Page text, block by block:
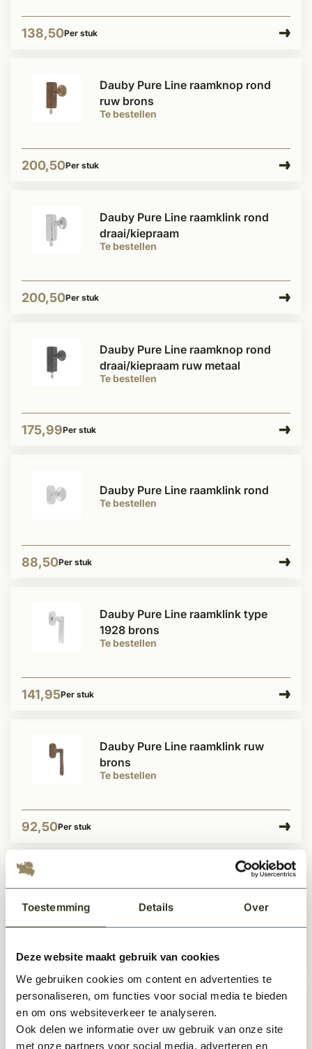
Toestemming Details Over
Deze website maakt gebruik van cookies
We gebruiken cookies om content en advertenties te
personaliseren, om functies voor social media te bieden
en om ons websiteverkeer te analyseren.
Ook delen we informatie over uw gebruik van onze site
met onze partners voor social media, adverteren en
138,50Per stuk
Te bestellen
Dauby Pure Line raamknop rond
ruw brons
200,50Per stuk
Te bestellen
Dauby Pure Line raamklink rond
draai/kiepraam
200,50Per stuk
Te bestellen
Dauby Pure Line raamknop rond
draai/kiepraam ruw metaal
175,99Per stuk
Te bestellen
Dauby Pure Line raamklink rond
88,50Per stuk
Te bestellen
Dauby Pure Line raamklink type
1928 brons
141,95Per stuk
Te bestellen
Dauby Pure Line raamklink ruw
brons
92,50Per stuk
Te bestellen
Dauby Pure Line raamklink type
173,95Per stuk
Te bestellen
Dauby raamklink Pure Line type
''Sylt''